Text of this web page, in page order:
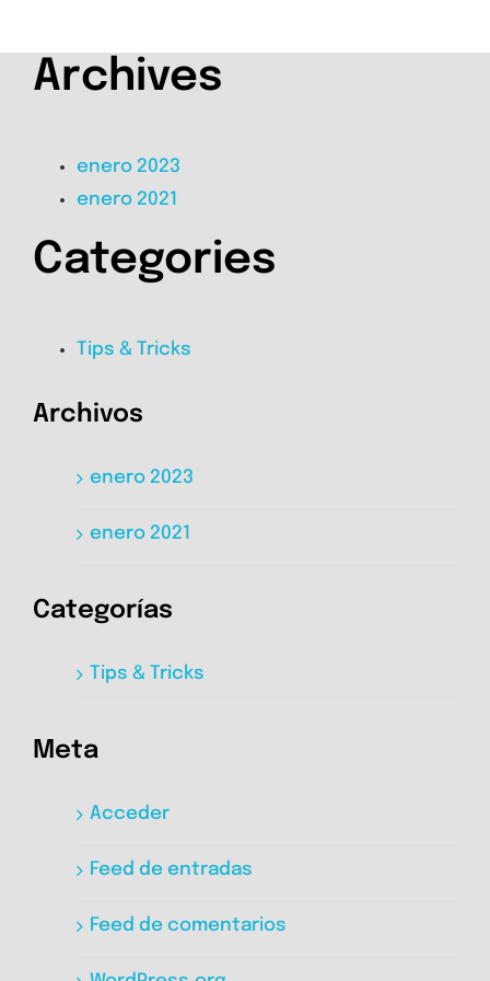
Archives
enero 2023
enero 2021
Categories
Tips & Tricks
Archivos
enero 2023
enero 2021
Categorías
Tips & Tricks
Meta
Acceder
Feed de entradas
Feed de comentarios